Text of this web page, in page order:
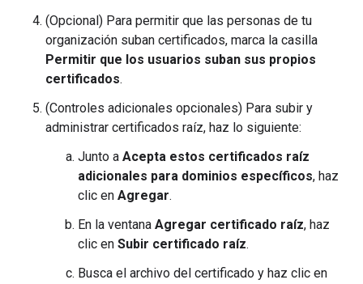
(Opcional) Para permitir que las personas de tu
organización suban certificados, marca la casilla
Permitir que los usuarios suban sus propios
certificados.
(Controles adicionales opcionales) Para subir y
administrar certificados raíz, haz lo siguiente:
Junto a Acepta estos certificados raíz
adicionales para dominios específicos, haz
clic en Agregar.
En la ventana Agregar certificado raíz, haz
clic en Subir certificado raíz.
Busca el archivo del certificado y haz clic en